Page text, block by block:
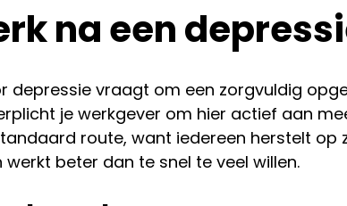
na een
depressie vraagt om een zorgvuldig
je werkgever om hier actief aan
route, want iedereen herstelt op
beter dan te snel te veel willen.